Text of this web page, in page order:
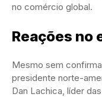
no comércio global.
Reações no
Mesmo sem
presidente norte-
Dan Lachica, líder